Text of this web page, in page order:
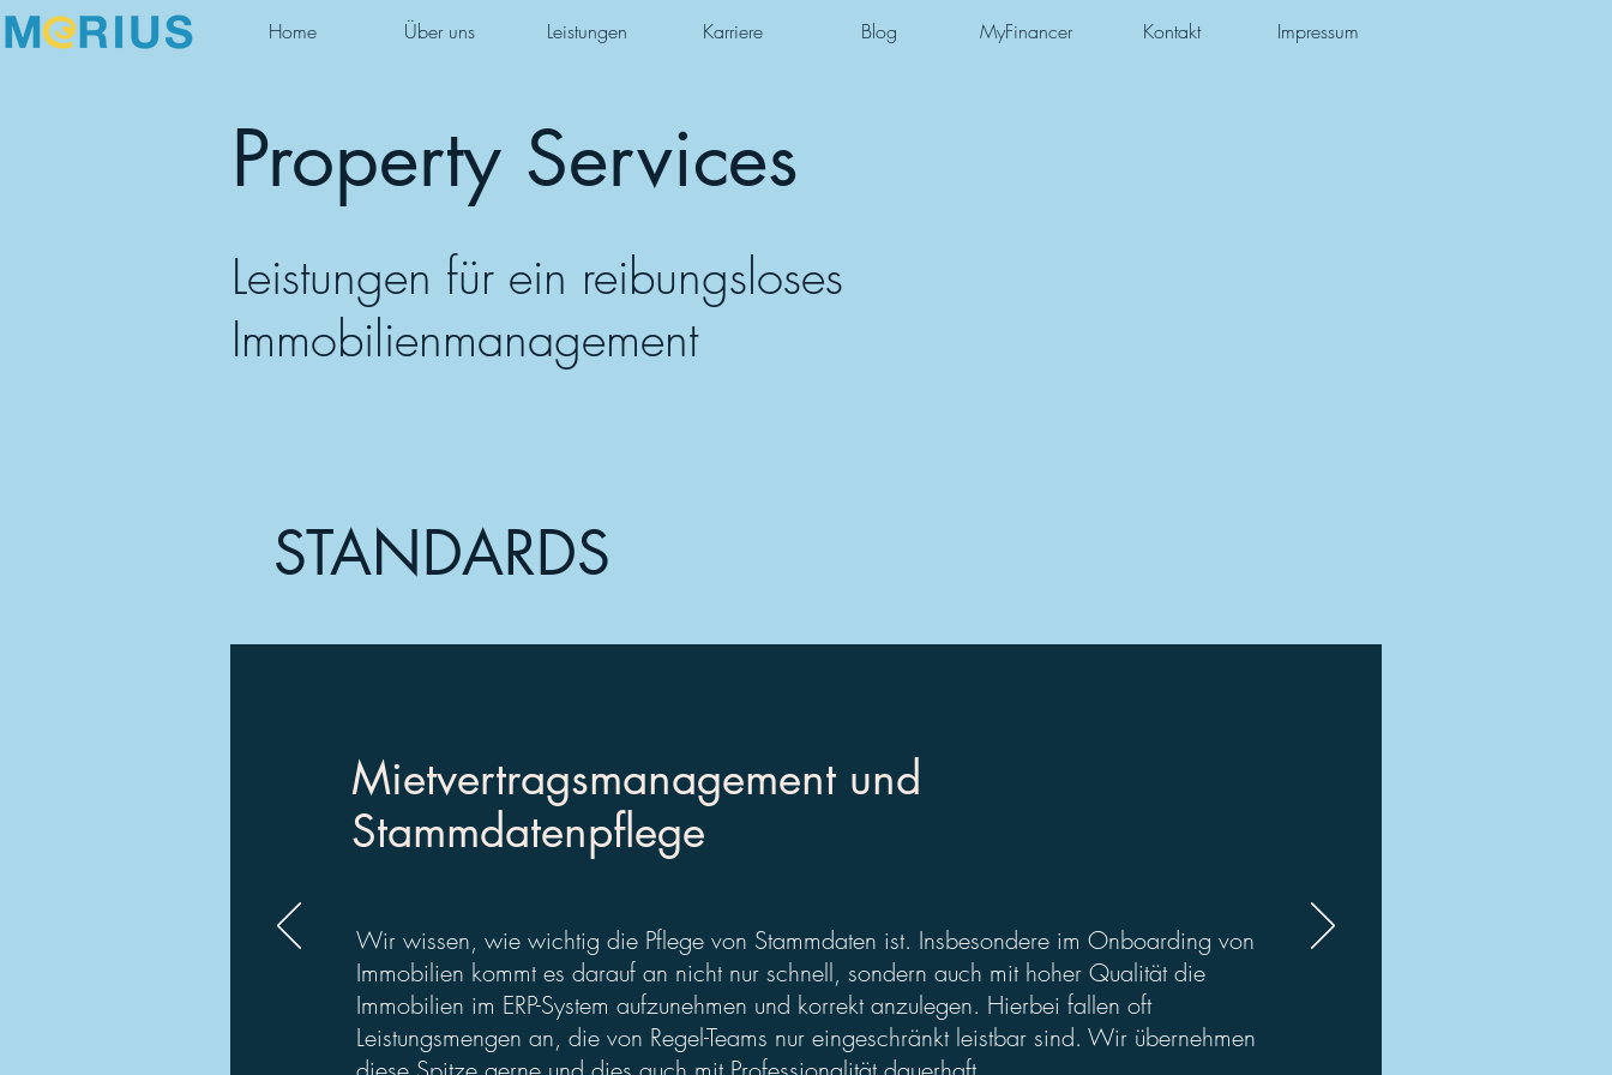
Home Über uns Leistungen Karriere Blog MyFinancer Kontakt Impressum
Property Services
Leistungen für ein reibungsloses
Immobilienmanagement
STANDARDS
Mietvertragsmanagement und
Stammdatenpflege
Wir wissen, wie wichtig die Pflege von Stammdaten ist. Insbesondere im Onboarding von
Immobilien kommt es darauf an nicht nur schnell, sondern auch mit hoher Qualität die
Immobilien im ERP-System aufzunehmen und korrekt anzulegen. Hierbei fallen oft
Leistungsmengen an, die von Regel-Teams nur eingeschränkt leistbar sind. Wir übernehmen